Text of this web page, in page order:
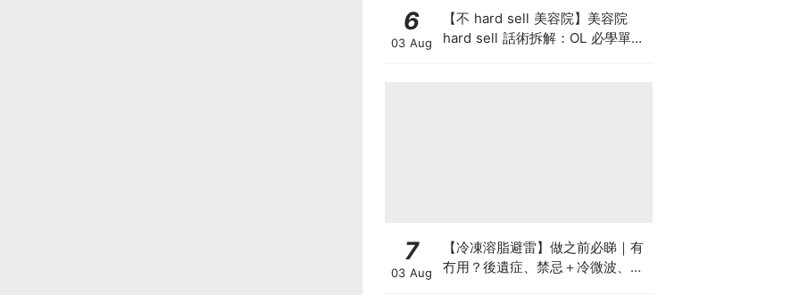
6
03 Aug
【不 hard sell 美容院】美容院
hard sell 話術拆解：OL 必學單次
7
03 Aug
【冷凍溶脂避雷】做之前必睇｜有
冇用？後遺症、禁忌＋冷微波、雙